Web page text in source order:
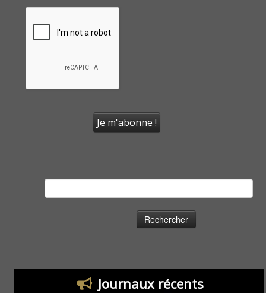
Journaux récents